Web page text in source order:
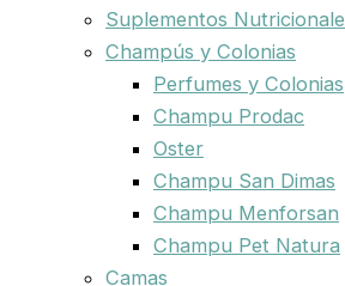
Suplementos
Champús y Colonias
Perfumes y Colonias
Champu Prodac
Oster
Champu San Dimas
Champu Menforsan
Champu Pet Natura
Camas